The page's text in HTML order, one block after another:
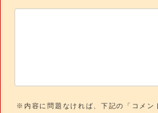
※内容に問題なければ、下記の「コメン